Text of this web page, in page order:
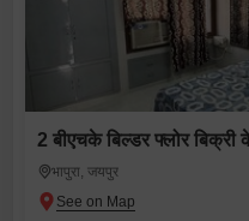
2 बीएचके बिल्डर फ्लोर बिक्री
भापुरा, जयपुर